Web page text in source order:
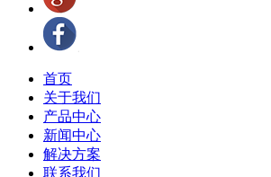
首页
关于我们
产品中心
新闻中心
解决方案
联系我们